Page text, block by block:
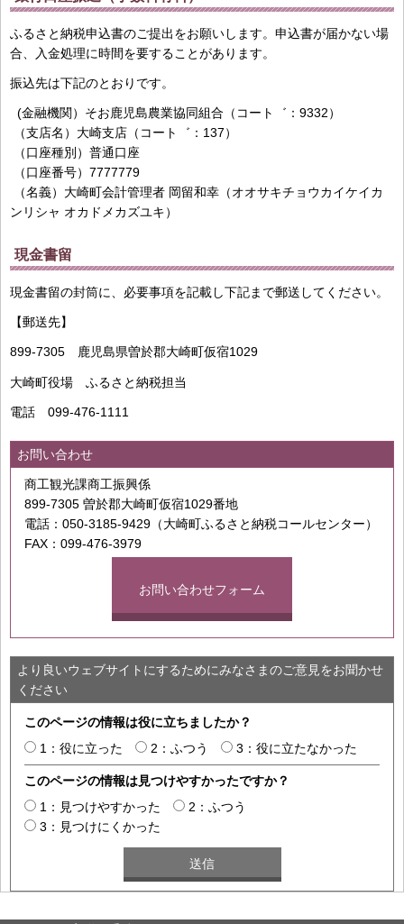
ふるさと納税申込書のご提出をお願いします。申込書が届かない場
合、入金処理に時間を要することがあります。
振込先は下記のとおりです。
(金融機関）そお鹿児島農業協同組合（コート゛：9332）
（支店名）大崎支店（コート゛：137）
（口座種別）普通口座
（口座番号）7777779
（名義）大崎町会計管理者 岡留和幸（オオサキチョウカイケイカ
ンリシャ オカドメカズユキ）
現金書留
現金書留の封筒に、必要事項を記載し下記まで郵送してください。
【郵送先】
899-7305 鹿児島県曽於郡大崎町仮宿1029
大崎町役場 ふるさと納税担当
電話 099-476-1111
お問い合わせ
商工観光課商工振興係
899-7305 曽於郡大崎町仮宿1029番地
電話：050-3185-9429（大崎町ふるさと納税コールセンター）
FAX：099-476-3979
お問い合わせフォーム
より良いウェブサイトにするためにみなさまのご意見をお聞かせ
ください
このページの情報は役に立ちましたか？
1：役に立った
2：ふつう 3：役に立たなかった
このページの情報は見つけやすかったですか？
1：見つけやすかった
2：ふつう
3：見つけにくかった